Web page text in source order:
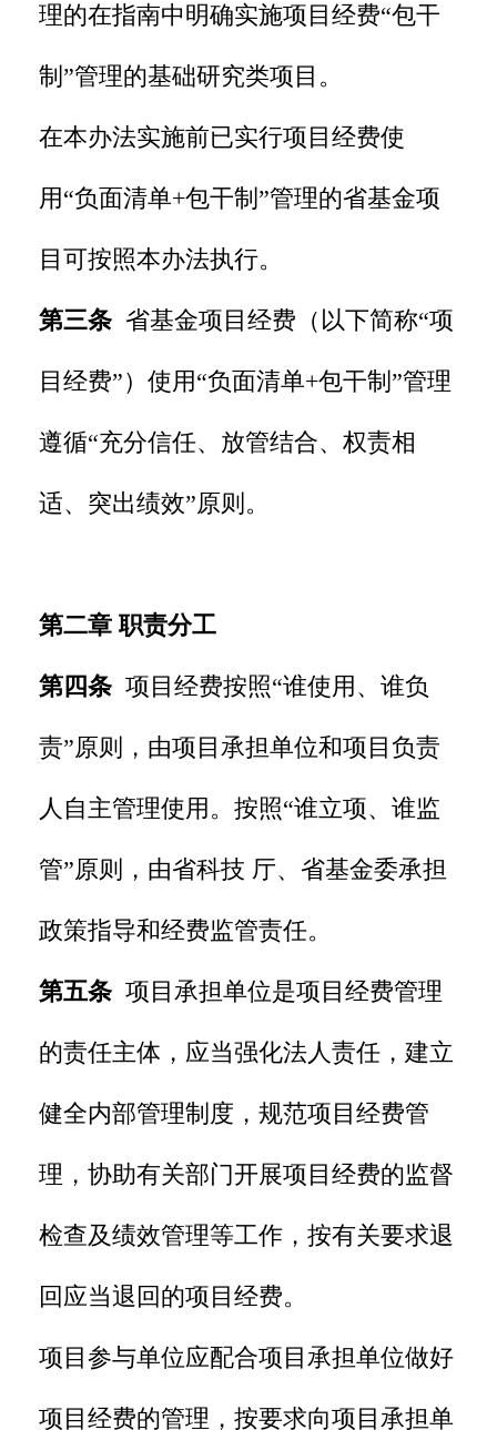
理的在指南中明确实施项目经费“包干
制”管理的基础研究类项目。
在本办法实施前已实行项目经费使
用“负面清单+包干制”管理的省基金项
目可按照本办法执行。
第三条 省基金项目经费（以下简称“项
目经费”）使用“负面清单+包干制”管理
遵循“充分信任、放管结合、权责相
适、突出绩效”原则。
第二章 职责分工
第四条 项目经费按照“谁使用、谁负
责”原则，由项目承担单位和项目负责
人自主管理使用。按照“谁立项、谁监
管”原则，由省科技 厅、省基金委承担
政策指导和经费监管责任。
第五条 项目承担单位是项目经费管理
的责任主体，应当强化法人责任，建立
健全内部管理制度，规范项目经费管
理，协助有关部门开展项目经费的监督
检查及绩效管理等工作，按有关要求退
回应当退回的项目经费。
项目参与单位应配合项目承担单位做好
项目经费的管理，按要求向项目承担单